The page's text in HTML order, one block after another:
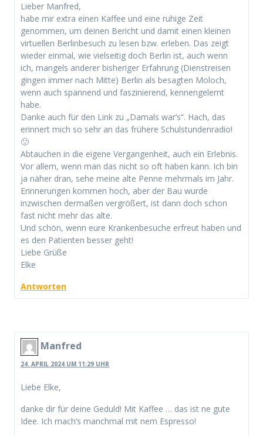
Lieber Manfred,
habe mir extra einen Kaffee und eine ruhige Zeit
genommen, um deinen Bericht und damit einen kleinen
virtuellen Berlinbesuch zu lesen bzw. erleben. Das zeigt
wieder einmal, wie vielseitig doch Berlin ist, auch wenn
ich, mangels anderer bisheriger Erfahrung (Dienstreisen
gingen immer nach Mitte) Berlin als besagten Moloch,
wenn auch spannend und faszinierend, kennengelernt
habe.
Danke auch für den Link zu „Damals war’s“. Hach, das
erinnert mich so sehr an das frühere Schulstundenradio!
🙂
Abtauchen in die eigene Vergangenheit, auch ein Erlebnis.
Vor allem, wenn man das nicht so oft haben kann. Ich bin
ja näher dran, sehe meine alte Penne mehrmals im Jahr.
Erinnerungen kommen hoch, aber der Bau wurde
inzwischen dermaßen vergrößert, ist dann doch schon
fast nicht mehr das alte.
Und schön, wenn eure Krankenbesuche erfreut haben und
es den Patienten besser geht!
Liebe Grüße
Elke
Antworten
Manfred
24. APRIL 2024 UM 11:29 UHR
Liebe Elke,
danke dir für deine Geduld! Mit Kaffee … das ist ne gute
Idee. Ich mach’s manchmal mit nem Espresso!